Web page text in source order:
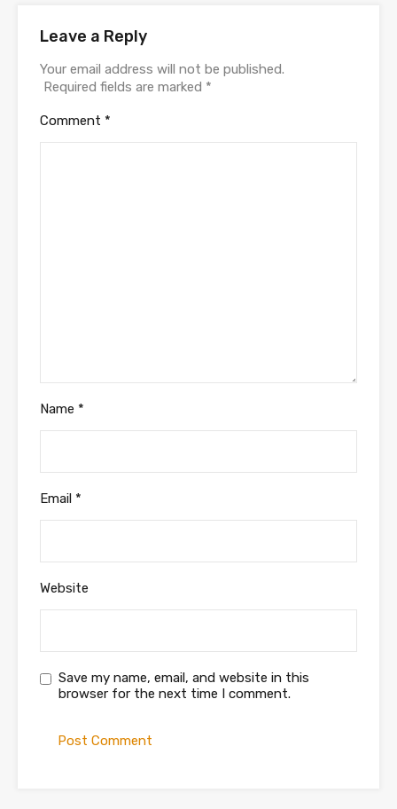
Leave a Reply
Your email address will not be published.
Required fields are marked *
Comment *
Name *
Email *
Website
Save my name, email, and website in this
browser for the next time I comment.